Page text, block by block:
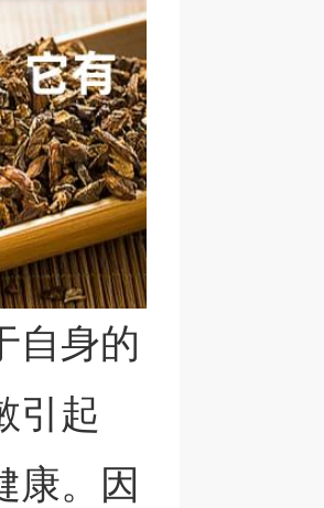
自身的
引起
康。因